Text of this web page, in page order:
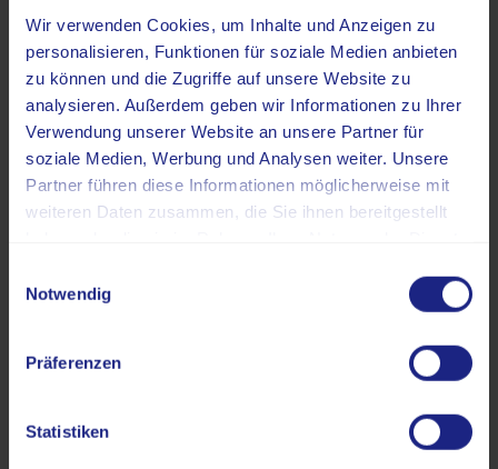
Wir verwenden Cookies, um Inhalte und Anzeigen zu
personalisieren, Funktionen für soziale Medien anbieten
zu können und die Zugriffe auf unsere Website zu
analysieren. Außerdem geben wir Informationen zu Ihrer
Verwendung unserer Website an unsere Partner für
soziale Medien, Werbung und Analysen weiter. Unsere
Partner führen diese Informationen möglicherweise mit
weiteren Daten zusammen, die Sie ihnen bereitgestellt
Notwendig
Präferenzen
Statistiken
Qualitätszirkel Osteoporose: Neues zur
osteoanabolen Therapie
Qualitätszirkel Osteoporose: Osteoporose
des Mannes und der prämenopausalen
Frau